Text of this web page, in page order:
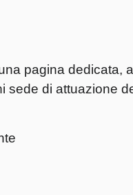
pagina dedicata,
sede di attuazione